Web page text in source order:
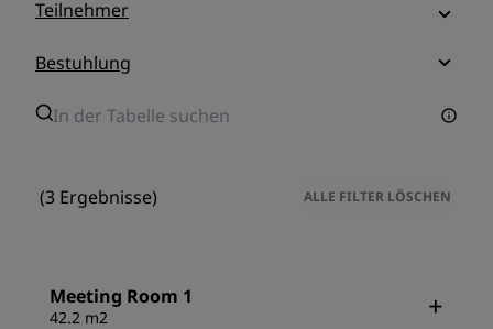
Teilnehmer
Bestuhlung
(3 Ergebnisse) ALLE FILTER LÖSCHEN
Meeting Room 1
42.2 m2